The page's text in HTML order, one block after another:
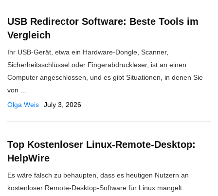
USB Redirector Software: Beste Tools im
Vergleich
Ihr USB-Gerät, etwa ein Hardware-Dongle, Scanner,
Sicherheitsschlüssel oder Fingerabdruckleser, ist an einen
Computer angeschlossen, und es gibt Situationen, in denen Sie
von ...
Olga Weis
July 3, 2026
Top Kostenloser Linux-Remote-Desktop:
HelpWire
Es wäre falsch zu behaupten, dass es heutigen Nutzern an
kostenloser Remote-Desktop-Software für Linux mangelt.